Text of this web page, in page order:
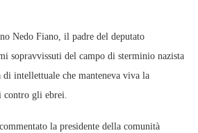
Nedo Fiano, il padre del deputato
sopravvissuti del campo di sterminio nazista
intellettuale che manteneva viva la
contro gli ebrei.
la presidente della comunità